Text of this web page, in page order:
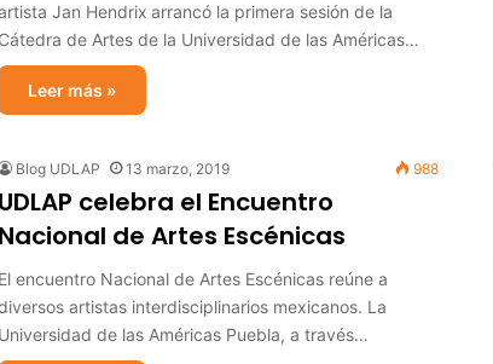
Jan Hendrix arrancó la primera sesión de la
Cátedra de Artes de la Universidad de las Américas…
Leer más »
Blog UDLAP 13 marzo, 2019 988
UDLAP celebra el Encuentro
Nacional de Artes Escénicas
El encuentro Nacional de Artes Escénicas reúne a
artistas interdisciplinarios mexicanos. La
Universidad de las Américas Puebla, a través…